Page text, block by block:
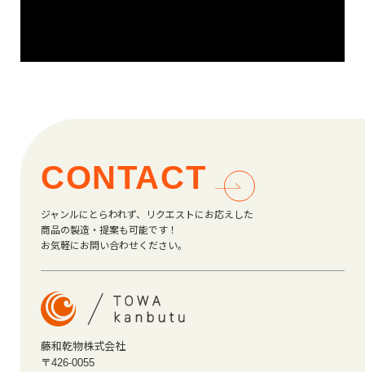
CONTACT
ジャンルにとらわれず、リクエストにお応えした
商品の製造・提案も可能です！
お気軽にお問い合わせください。
藤和乾物株式会社
〒426-0055